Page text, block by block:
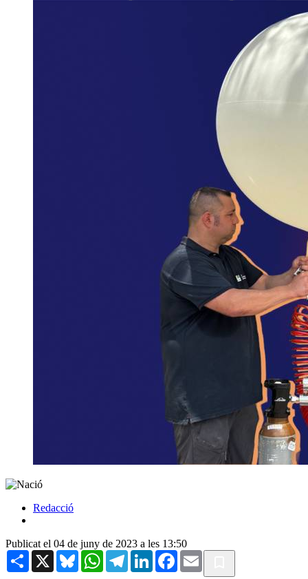
Redacció
Publicat el 04 de juny de 2023 a les 13:50
Share X BlueskyWhatsAppTelegramLinkedInFacebook
Email